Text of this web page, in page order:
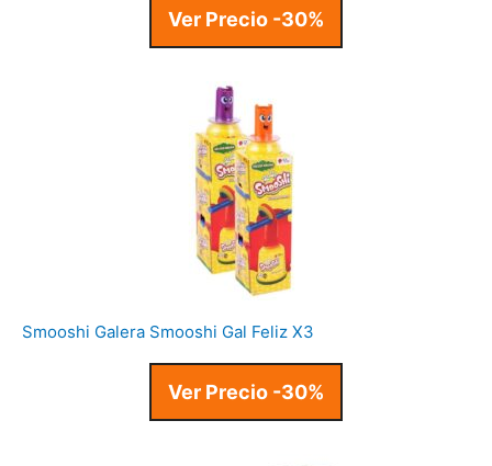
Ver Precio -30%
Smooshi Galera Smooshi Gal Feliz X3
Ver Precio -30%